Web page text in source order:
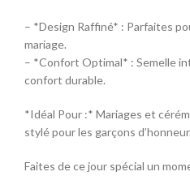
– *Design Raffiné* : Parfaites
mariage.
– *Confort Optimal* : Semelle
confort durable.
*Idéal Pour :* Mariages et
stylé pour les garçons d’honneur.
Faites de ce jour spécial un